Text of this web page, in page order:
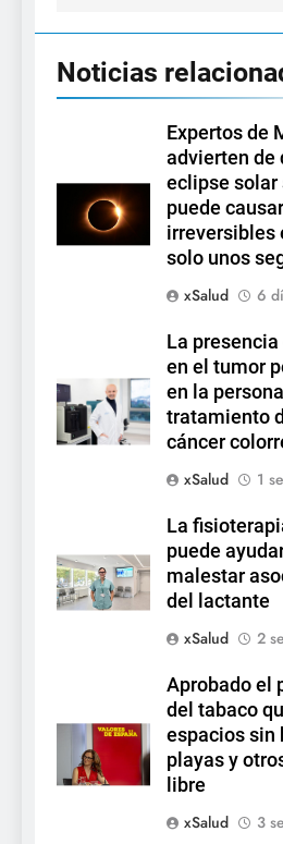
Noticias
Expertos de
advierten de
eclipse solar
puede
irreversibles
solo unos
xSalud
6
La
en el tumor
en la
tratamiento
cáncer
xSalud
1
La
puede
malestar
del lactante
xSalud
2
Aprobado el
del tabaco
espacios sin
playas y
libre
xSalud
3